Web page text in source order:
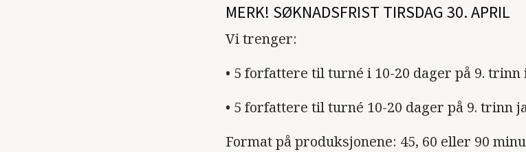
MERK! SØKNADSFRIST TIRSDAG 30. APRIL
Vi trenger:
• 5 forfattere til turné i 10-20 dager på 9.
• 5 forfattere til turné 10-20 dager på 9. trinn
Format på produksjonene: 45, 60 eller 90